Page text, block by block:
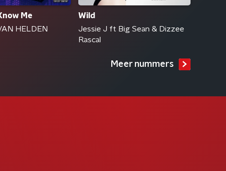
Me
HELDEN
Wild
Jessie J ft Big Sean & Dizzee
Rascal
Meer nummers